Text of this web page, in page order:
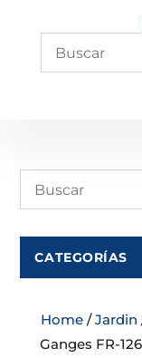
CATEGORÍAS
Home/Jardin
Ganges FR-